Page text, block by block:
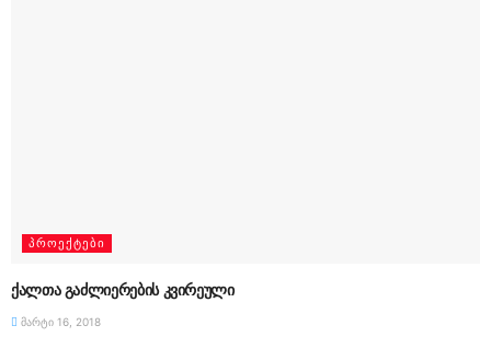
ᲞᲠᲝᲔᲥᲢᲔᲑᲘ
ქალთა გაძლიერების კვირეული
მარტი 16, 2018